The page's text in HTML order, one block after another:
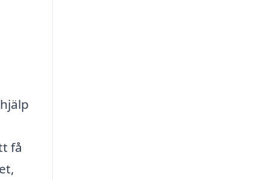
få